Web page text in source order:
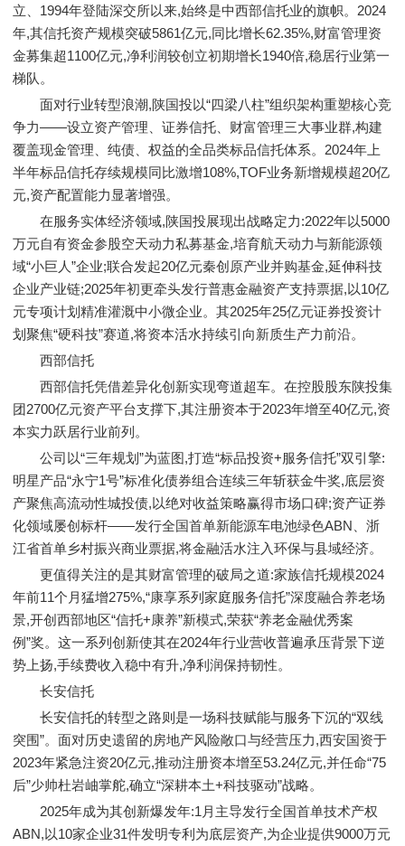
立、1994年登陆深交所以来,始终是中西部信托业的旗帜。2024
年,其信托资产规模突破5861亿元,同比增长62.35%,财富管理资
金募集超1100亿元,净利润较创立初期增长1940倍,稳居行业第一
梯队。
面对行业转型浪潮,陕国投以“四梁八柱”组织架构重塑核心竞
争力——设立资产管理、证券信托、财富管理三大事业群,构建
覆盖现金管理、纯债、权益的全品类标品信托体系。2024年上
半年标品信托存续规模同比激增108%,TOF业务新增规模超20亿
元,资产配置能力显著增强。
在服务实体经济领域,陕国投展现出战略定力:2022年以5000
万元自有资金参股空天动力私募基金,培育航天动力与新能源领
域“小巨人”企业;联合发起20亿元秦创原产业并购基金,延伸科技
企业产业链;2025年初更牵头发行普惠金融资产支持票据,以10亿
元专项计划精准灌溉中小微企业。其2025年25亿元证券投资计
划聚焦“硬科技”赛道,将资本活水持续引向新质生产力前沿。
西部信托
西部信托凭借差异化创新实现弯道超车。在控股股东陕投集
团2700亿元资产平台支撑下,其注册资本于2023年增至40亿元,资
本实力跃居行业前列。
公司以“三年规划”为蓝图,打造“标品投资+服务信托”双引擎:
明星产品“永宁1号”标准化债券组合连续三年斩获金牛奖,底层资
产聚焦高流动性城投债,以绝对收益策略赢得市场口碑;资产证券
化领域屡创标杆——发行全国首单新能源车电池绿色ABN、浙
江省首单乡村振兴商业票据,将金融活水注入环保与县域经济。
更值得关注的是其财富管理的破局之道:家族信托规模2024
年前11个月猛增275%,“康享系列家庭服务信托”深度融合养老场
景,开创西部地区“信托+康养”新模式,荣获“养老金融优秀案
例”奖。这一系列创新使其在2024年行业营收普遍承压背景下逆
势上扬,手续费收入稳中有升,净利润保持韧性。
长安信托
长安信托的转型之路则是一场科技赋能与服务下沉的“双线
突围”。面对历史遗留的房地产风险敞口与经营压力,西安国资于
2023年紧急注资20亿元,推动注册资本增至53.24亿元,并任命“75
后”少帅杜岩岫掌舵,确立“深耕本土+科技驱动”战略。
2025年成为其创新爆发年:1月主导发行全国首单技术产权
ABN,以10家企业31件发明专利为底层资产,为企业提供9000万元